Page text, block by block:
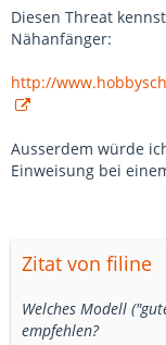
Diesen Threat
Nähanfänger:
http://
Ausserdem würde
Einweisung bei
Zitat von filine
Welches Modell
empfehlen?